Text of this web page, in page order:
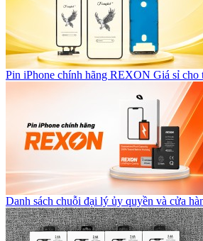
Pin iPhone chính hãng REXON Giá sỉ cho
Danh sách chuỗi đại lý ủy quyền và cửa